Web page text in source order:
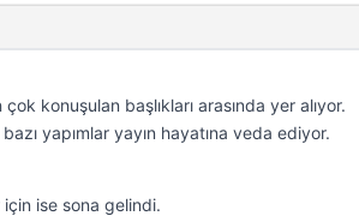
konuşulan başlıkları arasında yer alıyor.
yapımlar yayın hayatına veda ediyor.
ise sona gelindi.